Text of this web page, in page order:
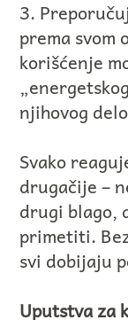
3.
prema svom
korišćenje
njihovog
Svako
drugačije –
drugi blago,
primetiti.
svi dobijaju
Uputstva za